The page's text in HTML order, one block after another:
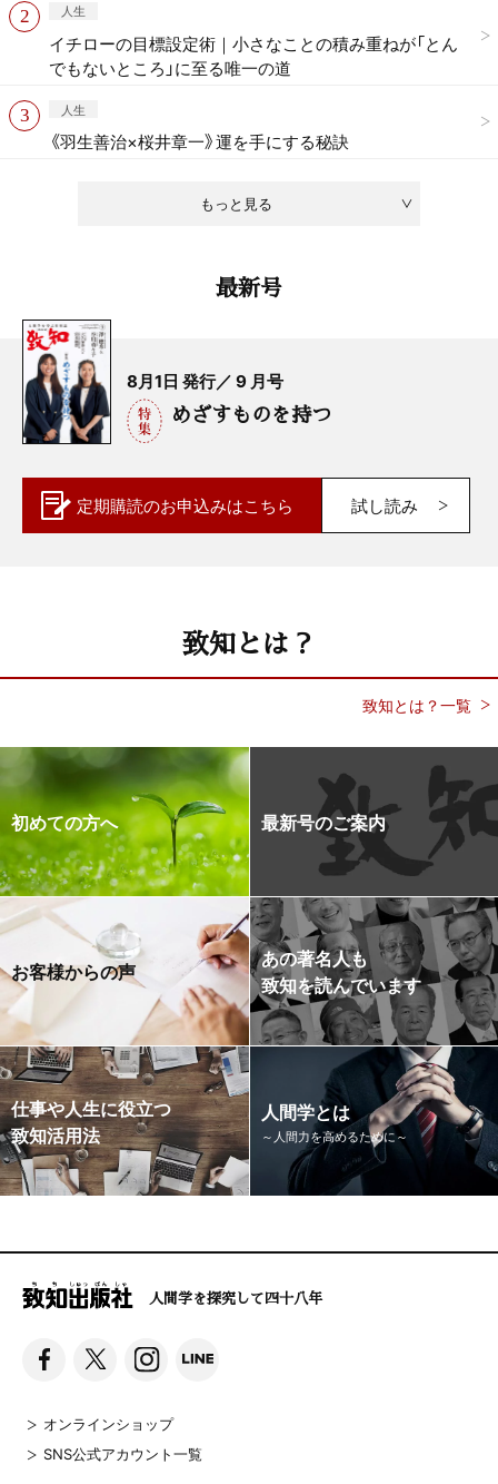
もっと見る
人生
イチローの目標設定術｜小さなことの積み重ねが「とん
でもないところ」に至る唯一の道
人生
《羽生善治×桜井章一》運を手にする秘訣
最新号
8月1日 発行／ 9 月号
めざすものを持つ
定期購読のお申込みはこちら 試し読み
致知とは？
致知とは？一覧
初めての方へ 最新号のご案内
お客様からの声
あの著名人も
致知を読んでいます
仕事や人生に役立つ
致知活用法
人間学とは
～人間力を高めるために～
人間学を探究して四十八年
オンラインショップ
SNS公式アカウント一覧